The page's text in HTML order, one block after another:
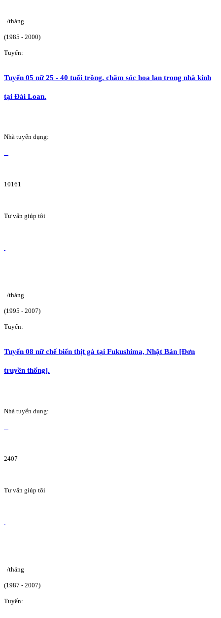
/tháng
(1985 - 2000)
Tuyển:
Tuyển 05 nữ 25 - 40 tuổi trồng, chăm sóc hoa lan trong nhà kính
tại Đài Loan.
Nhà tuyển dụng:
10161
Tư vấn giúp tôi
/tháng
(1995 - 2007)
Tuyển:
Tuyển 08 nữ chế biến thịt gà tại Fukushima, Nhật Bản [Đơn
truyền thống].
Nhà tuyển dụng:
2407
Tư vấn giúp tôi
/tháng
(1987 - 2007)
Tuyển: